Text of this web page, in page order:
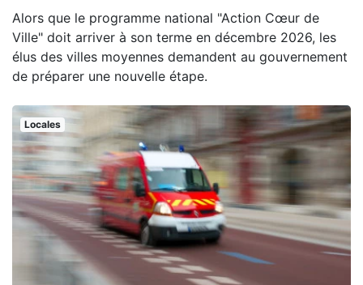
Alors que le programme national "Action Cœur de
Ville" doit arriver à son terme en décembre 2026, les
élus des villes moyennes demandent au gouvernement
de préparer une nouvelle étape.
Locales